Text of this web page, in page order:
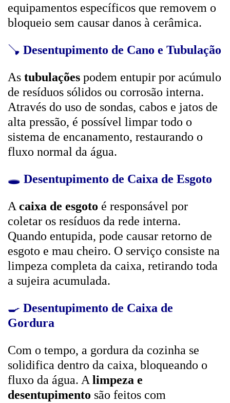
equipamentos específicos que removem o
bloqueio sem causar danos à cerâmica.
🪠 Desentupimento de Cano e Tubulação
As tubulações podem entupir por acúmulo
de resíduos sólidos ou corrosão interna.
Através do uso de sondas, cabos e jatos de
alta pressão, é possível limpar todo o
sistema de encanamento, restaurando o
fluxo normal da água.
🕳️ Desentupimento de Caixa de Esgoto
A caixa de esgoto é responsável por
coletar os resíduos da rede interna.
Quando entupida, pode causar retorno de
esgoto e mau cheiro. O serviço consiste na
limpeza completa da caixa, retirando toda
a sujeira acumulada.
🍳 Desentupimento de Caixa de
Gordura
Com o tempo, a gordura da cozinha se
solidifica dentro da caixa, bloqueando o
fluxo da água. A limpeza e
desentupimento são feitos com